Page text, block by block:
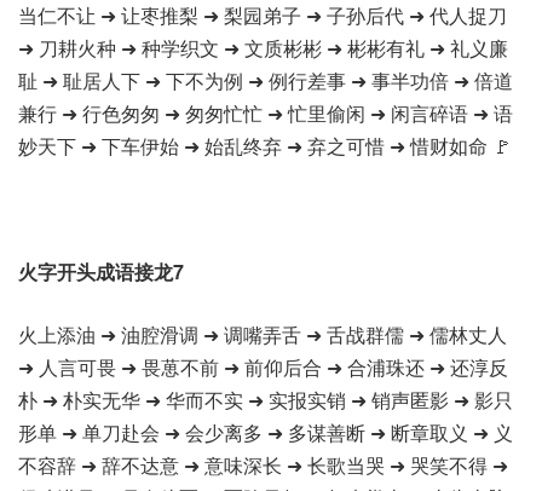
当仁不让 ➜ 让枣推梨 ➜ 梨园弟子 ➜ 子孙后代 ➜ 代人捉刀
➜ 刀耕火种 ➜ 种学织文 ➜ 文质彬彬 ➜ 彬彬有礼 ➜ 礼义廉
耻 ➜ 耻居人下 ➜ 下不为例 ➜ 例行差事 ➜ 事半功倍 ➜ 倍道
兼行 ➜ 行色匆匆 ➜ 匆匆忙忙 ➜ 忙里偷闲 ➜ 闲言碎语 ➜ 语
妙天下 ➜ 下车伊始 ➜ 始乱终弃 ➜ 弃之可惜 ➜ 惜财如命 🚩
火字开头成语接龙7
火上添油 ➜ 油腔滑调 ➜ 调嘴弄舌 ➜ 舌战群儒 ➜ 儒林丈人
➜ 人言可畏 ➜ 畏葸不前 ➜ 前仰后合 ➜ 合浦珠还 ➜ 还淳反
朴 ➜ 朴实无华 ➜ 华而不实 ➜ 实报实销 ➜ 销声匿影 ➜ 影只
形单 ➜ 单刀赴会 ➜ 会少离多 ➜ 多谋善断 ➜ 断章取义 ➜ 义
不容辞 ➜ 辞不达意 ➜ 意味深长 ➜ 长歌当哭 ➜ 哭笑不得 ➜